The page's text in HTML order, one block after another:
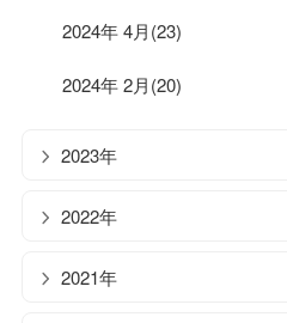
2024年 4月(23)
2024年 2月(20)
2023年
2022年
2021年